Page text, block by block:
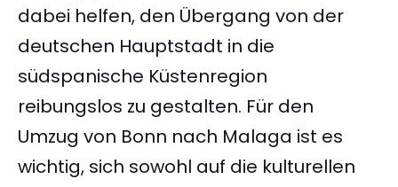
dabei helfen, den Übergang von der
deutschen Hauptstadt in die
südspanische Küstenregion
reibungslos zu gestalten. Für den
Umzug von Bonn nach Malaga ist es
wichtig, sich sowohl auf die kulturellen